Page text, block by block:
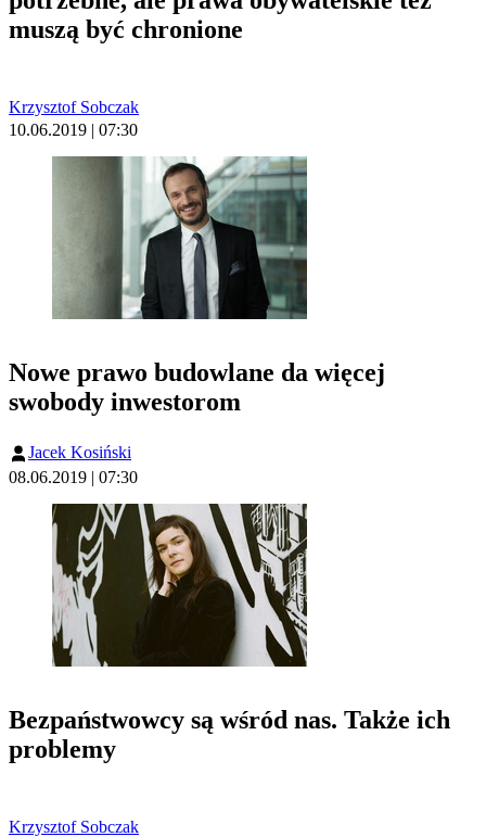
muszą być chronione
Krzysztof Sobczak
10.06.2019 | 07:30
Nowe prawo budowlane da więcej
swobody inwestorom
Jacek Kosiński
08.06.2019 | 07:30
Bezpaństwowcy są wśród nas. Także ich
problemy
Krzysztof Sobczak